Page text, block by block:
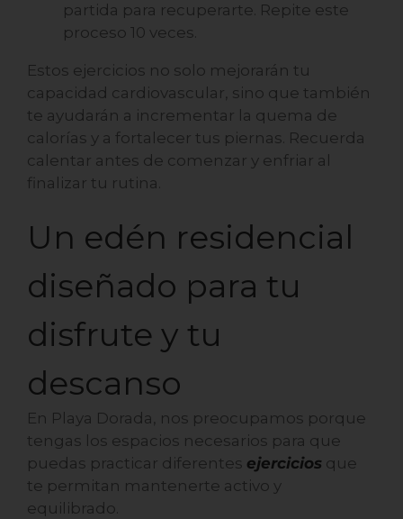
partida para recuperarte. Repite este
proceso 10 veces.
Estos ejercicios no solo mejorarán tu
capacidad cardiovascular, sino que también
te ayudarán a incrementar la quema de
calorías y a fortalecer tus piernas. Recuerda
calentar antes de comenzar y enfriar al
finalizar tu rutina.
Un edén residencial
diseñado para tu
disfrute y tu
descanso
En Playa Dorada, nos preocupamos porque
tengas los espacios necesarios para que
puedas practicar diferentes ejercicios que
te permitan mantenerte activo y
equilibrado.